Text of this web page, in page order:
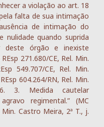
a violação ao art. 18
falta de sua intimação
de intimação do
nulidade quando suprida
deste órgão e inexiste
271.680/CE, Rel. Min.
549.707/CE, Rel. Min.
604.264/RN, Rel. Min.
3. Medida cautelar
regimental.” (MC
Castro Meira, 2ª T., j.